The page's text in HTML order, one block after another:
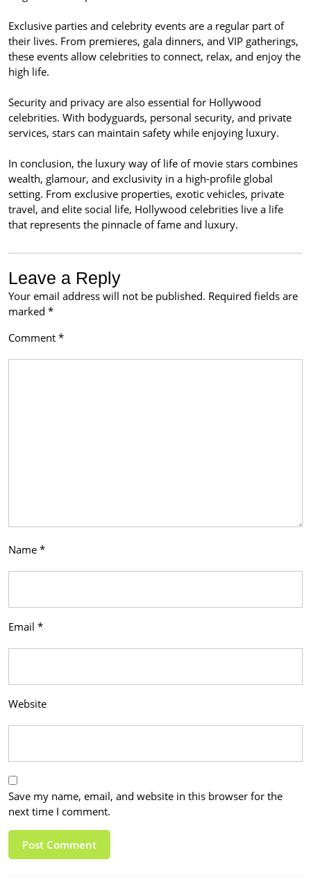
Exclusive parties and celebrity events are a regular part of
their lives. From premieres, gala dinners, and VIP gatherings,
these events allow celebrities to connect, relax, and enjoy the
high life.
Security and privacy are also essential for Hollywood
celebrities. With bodyguards, personal security, and private
services, stars can maintain safety while enjoying luxury.
In conclusion, the luxury way of life of movie stars combines
wealth, glamour, and exclusivity in a high-profile global
setting. From exclusive properties, exotic vehicles, private
travel, and elite social life, Hollywood celebrities live a life
that represents the pinnacle of fame and luxury.
Leave a Reply
Your email address will not be published. Required fields are
marked *
Comment *
Name *
Email *
Website
Save my name, email, and website in this browser for the
next time I comment.